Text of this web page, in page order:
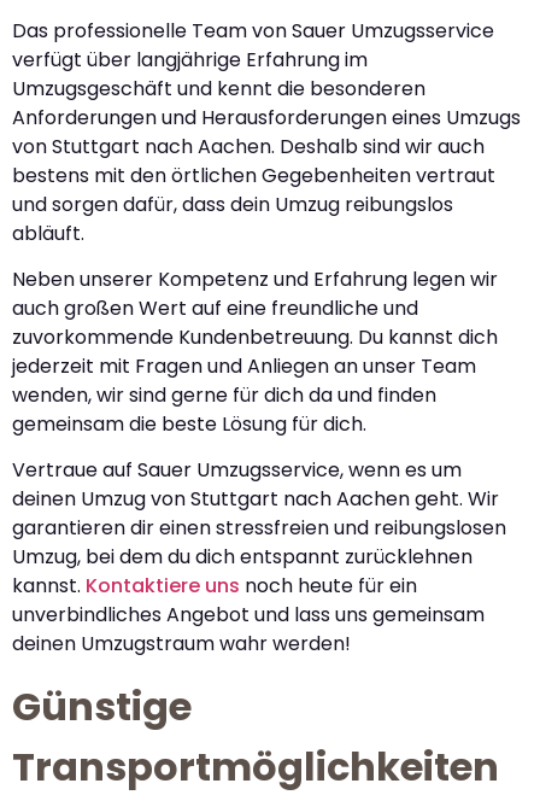
Das professionelle Team von Sauer Umzugsservice
verfügt über langjährige Erfahrung im
Umzugsgeschäft und kennt die besonderen
Anforderungen und Herausforderungen eines Umzugs
von Stuttgart nach Aachen. Deshalb sind wir auch
bestens mit den örtlichen Gegebenheiten vertraut
und sorgen dafür, dass dein Umzug reibungslos
abläuft.
Neben unserer Kompetenz und Erfahrung legen wir
auch großen Wert auf eine freundliche und
zuvorkommende Kundenbetreuung. Du kannst dich
jederzeit mit Fragen und Anliegen an unser Team
wenden, wir sind gerne für dich da und finden
gemeinsam die beste Lösung für dich.
Vertraue auf Sauer Umzugsservice, wenn es um
deinen Umzug von Stuttgart nach Aachen geht. Wir
garantieren dir einen stressfreien und reibungslosen
Umzug, bei dem du dich entspannt zurücklehnen
kannst. Kontaktiere uns noch heute für ein
unverbindliches Angebot und lass uns gemeinsam
deinen Umzugstraum wahr werden!
Günstige
Transportmöglichkeiten